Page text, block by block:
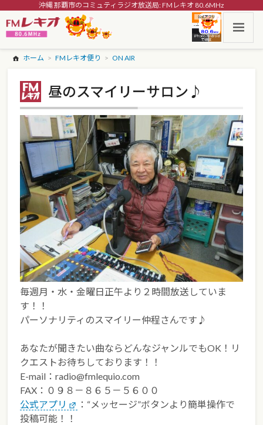
沖縄 那覇市のコミュティラジオ放送局: FMレキオ 80.6MHz
ホーム FMレキオ便り ON AIR
昼のスマイリーサロン♪
毎週月・水・金曜日正午より２時間放送していま
す！！
パーソナリティのスマイリー仲程さんです♪
あなたが聞きたい曲ならどんなジャンルでもOK！リ
クエストお待ちしております！！
E-mail：radio@fmlequio.com
FAX：０９８－８６５－５６００
公式アプリ
：“メッセージ”ボタンより簡単操作で
投稿可能！！